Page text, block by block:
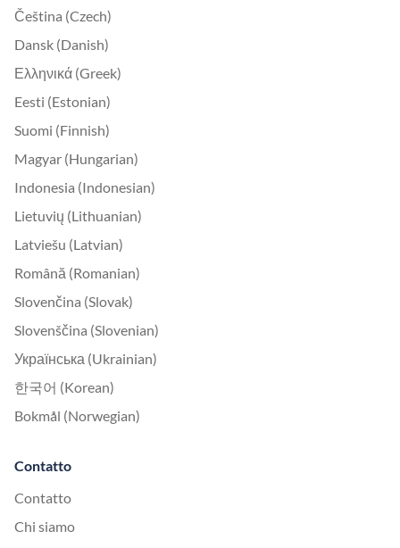
Čeština (Czech)
Dansk (Danish)
Ελληνικά (Greek)
Eesti (Estonian)
Suomi (Finnish)
Magyar (Hungarian)
Indonesia (Indonesian)
Lietuvių (Lithuanian)
Latviešu (Latvian)
Română (Romanian)
Slovenčina (Slovak)
Slovenščina (Slovenian)
Українська (Ukrainian)
한국어 (Korean)
Bokmål (Norwegian)
Contatto
Contatto
Chi siamo